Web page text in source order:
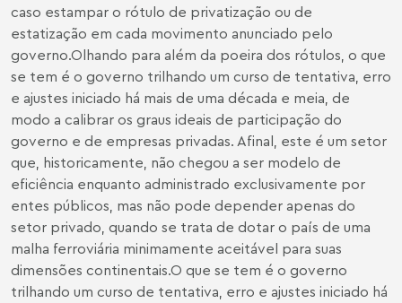
caso estampar o rótulo de privatização ou de
estatização em cada movimento anunciado pelo
governo.Olhando para além da poeira dos rótulos, o que
se tem é o governo trilhando um curso de tentativa, erro
e ajustes iniciado há mais de uma década e meia, de
modo a calibrar os graus ideais de participação do
governo e de empresas privadas. Afinal, este é um setor
que, historicamente, não chegou a ser modelo de
eficiência enquanto administrado exclusivamente por
entes públicos, mas não pode depender apenas do
setor privado, quando se trata de dotar o país de uma
malha ferroviária minimamente aceitável para suas
dimensões continentais.O que se tem é o governo
trilhando um curso de tentativa, erro e ajustes iniciado há